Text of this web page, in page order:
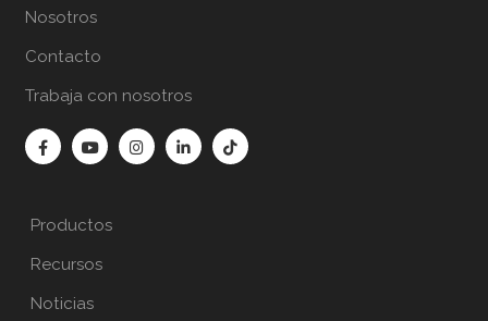
Nosotros
Contacto
Trabaja con nosotros
Productos
Recursos
Noticias